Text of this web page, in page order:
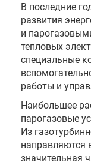
В последние
развития
и
тепловых
специальные
работы и
Наибольшее
парогазовые
Из
направляются
значительная